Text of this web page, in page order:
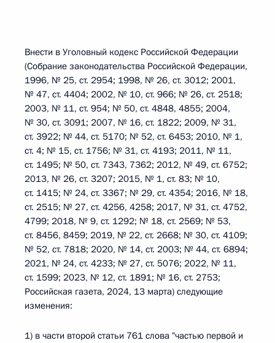
Внести в Уголовный кодекс Российской Федерации
(Собрание законодательства Российской Федерации,
1996, № 25, ст. 2954; 1998, № 26, ст. 3012; 2001,
№ 47, ст. 4404; 2002, № 10, ст. 966; № 26, ст. 2518;
2003, № 11, ст. 954; № 50, ст. 4848, 4855; 2004,
№ 30, ст. 3091; 2007, № 16, ст. 1822; 2009, № 31,
ст. 3922; № 44, ст. 5170; № 52, ст. 6453; 2010, № 1,
ст. 4; № 15, ст. 1756; № 31, ст. 4193; 2011, № 11,
ст. 1495; № 50, ст. 7343, 7362; 2012, № 49, ст. 6752;
2013, № 26, ст. 3207; 2015, № 1, ст. 83; № 10,
ст. 1415; № 24, ст. 3367; № 29, ст. 4354; 2016, № 18,
ст. 2515; № 27, ст. 4256, 4258; 2017, № 31, ст. 4752,
4799; 2018, № 9, ст. 1292; № 18, ст. 2569; № 53,
ст. 8456, 8459; 2019, № 22, ст. 2668; № 30, ст. 4109;
№ 52, ст. 7818; 2020, № 14, ст. 2003; № 44, ст. 6894;
2021, № 24, ст. 4233; № 27, ст. 5076; 2022, № 11,
ст. 1599; 2023, № 12, ст. 1891; № 16, ст. 2753;
Российская газета, 2024, 13 марта) следующие
изменения:
1) в части второй статьи 761 слова "частью первой и